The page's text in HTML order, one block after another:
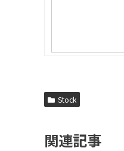
Stock
関連記事